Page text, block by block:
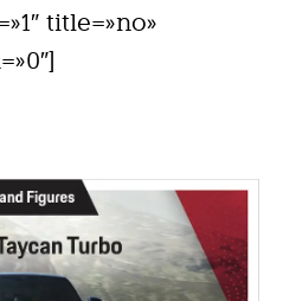
title=»no»